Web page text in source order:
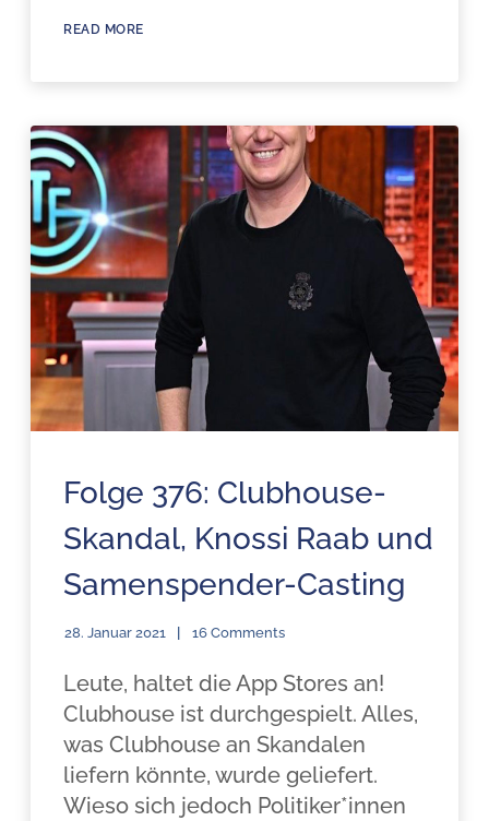
READ MORE
Folge 376: Clubhouse-
Skandal, Knossi Raab und
Samenspender-Casting
28. Januar 2021 16 Comments
Leute, haltet die App Stores an!
Clubhouse ist durchgespielt. Alles,
was Clubhouse an Skandalen
liefern könnte, wurde geliefert.
Wieso sich jedoch Politiker*innen